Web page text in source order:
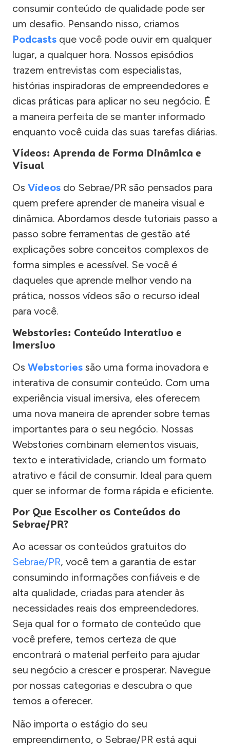
consumir conteúdo de qualidade pode ser
um desafio. Pensando nisso, criamos
Podcasts que você pode ouvir em qualquer
lugar, a qualquer hora. Nossos episódios
trazem entrevistas com especialistas,
histórias inspiradoras de empreendedores e
dicas práticas para aplicar no seu negócio. É
a maneira perfeita de se manter informado
enquanto você cuida das suas tarefas diárias.
Vídeos: Aprenda de Forma Dinâmica e
Visual
Os Vídeos do Sebrae/PR são pensados para
quem prefere aprender de maneira visual e
dinâmica. Abordamos desde tutoriais passo a
passo sobre ferramentas de gestão até
explicações sobre conceitos complexos de
forma simples e acessível. Se você é
daqueles que aprende melhor vendo na
prática, nossos vídeos são o recurso ideal
para você.
Webstories: Conteúdo Interativo e
Imersivo
Os Webstories são uma forma inovadora e
interativa de consumir conteúdo. Com uma
experiência visual imersiva, eles oferecem
uma nova maneira de aprender sobre temas
importantes para o seu negócio. Nossas
Webstories combinam elementos visuais,
texto e interatividade, criando um formato
atrativo e fácil de consumir. Ideal para quem
quer se informar de forma rápida e eficiente.
Por Que Escolher os Conteúdos do
Sebrae/PR?
Ao acessar os conteúdos gratuitos do
Sebrae/PR, você tem a garantia de estar
consumindo informações confiáveis e de
alta qualidade, criadas para atender às
necessidades reais dos empreendedores.
Seja qual for o formato de conteúdo que
você prefere, temos certeza de que
encontrará o material perfeito para ajudar
seu negócio a crescer e prosperar. Navegue
por nossas categorias e descubra o que
temos a oferecer.
Não importa o estágio do seu
empreendimento, o Sebrae/PR está aqui